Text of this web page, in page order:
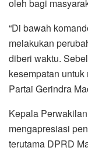
oleh bagi
“Di bawah
melakukan
diberi waktu.
kesempatan untuk
Partai Gerindra
Kepala
mengapresiasi
terutama DPRD